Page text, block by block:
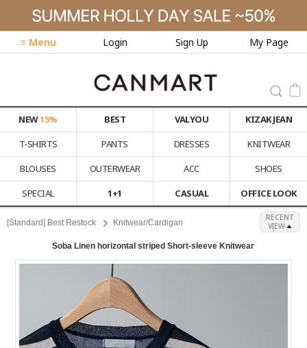
≡ Menu Login Sign Up My Page
NEW15% BEST VALYOU
KIZAK JEAN
T-SHIRTS
PANTS DRESSES
KNITWEAR
BLOUSES
OUTERWEAR ACC
SHOES
SPECIAL
1+1 CASUAL OFFICE LOOK
[Standard] Best Restock Knitwear/Cardigan
RECENT
VIEW
Soba Linen horizontal striped Short-sleeve Knitwear